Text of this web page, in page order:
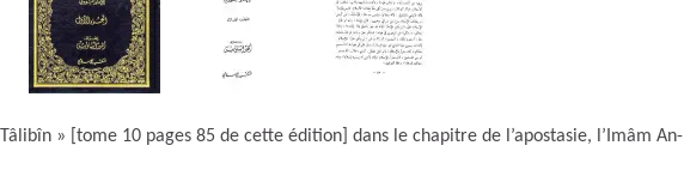
» [tome 10 pages 85 de cette édition] dans le chapitre de l’apostasie, l’Imâm An-